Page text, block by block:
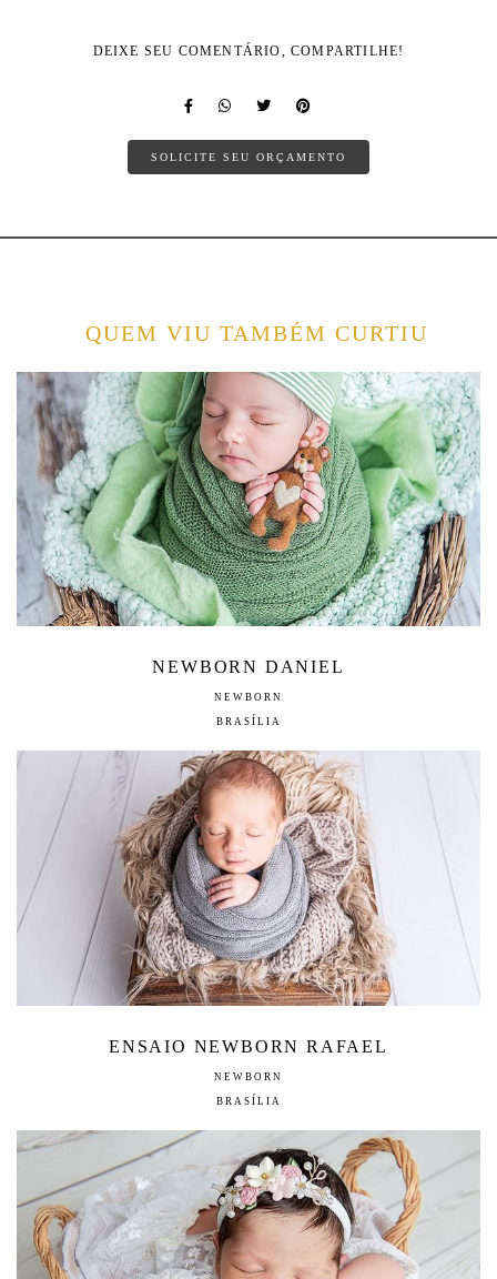
DEIXE SEU COMENTÁRIO, COMPARTILHE!
SOLICITE SEU ORÇAMENTO
QUEM VIU TAMBÉM CURTIU
NEWBORN DANIEL
NEWBORN
BRASÍLIA
ENSAIO NEWBORN RAFAEL
NEWBORN
BRASÍLIA